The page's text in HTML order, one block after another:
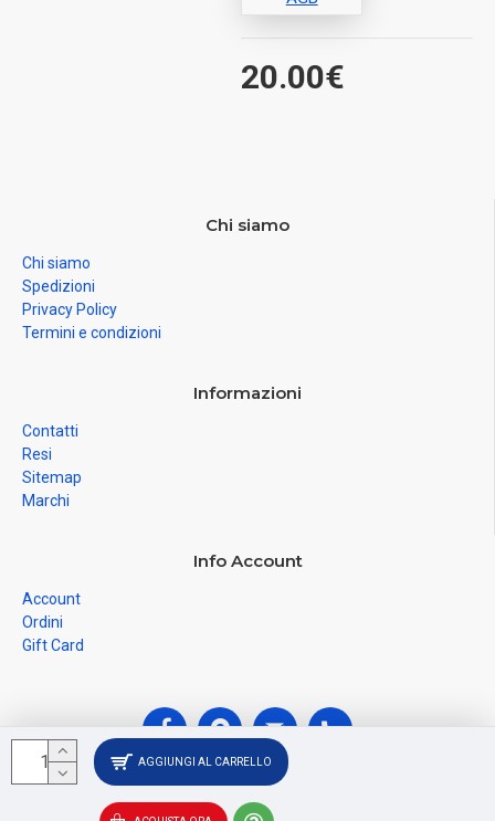
20.00€
AGGIUNGI AL CARRELLO
Chi siamo
Chi siamo
Spedizioni
Privacy Policy
Termini e condizioni
Informazioni
Contatti
Resi
Sitemap
Marchi
Info Account
Account
Ordini
Gift Card
© Ferramenta Santoro Domenico 2026, C.F.